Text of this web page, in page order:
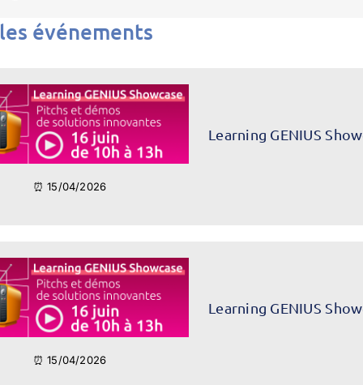
événements
⏰ 15/04/2026
Learning GENIUS
⏰ 15/04/2026
Learning GENIUS